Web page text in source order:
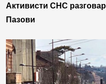
Активисти СНС
Пазови